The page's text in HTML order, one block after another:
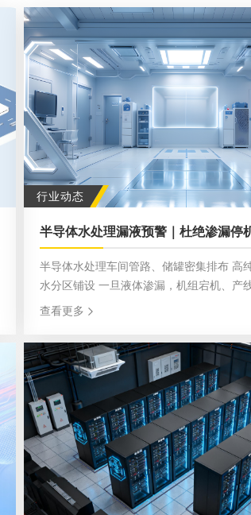
行业动态
半导体水处理漏液预警｜杜绝渗漏停
半导体水处理车间管路、储罐密集排布 高纯水管、酸碱废
水分区铺设 一旦液体渗漏，机组宕机、产线中断、人员安
全、环保处罚多重隐患接踵而至！ 立科LEAKSENSE成熟
监测渗漏风险
查看更多